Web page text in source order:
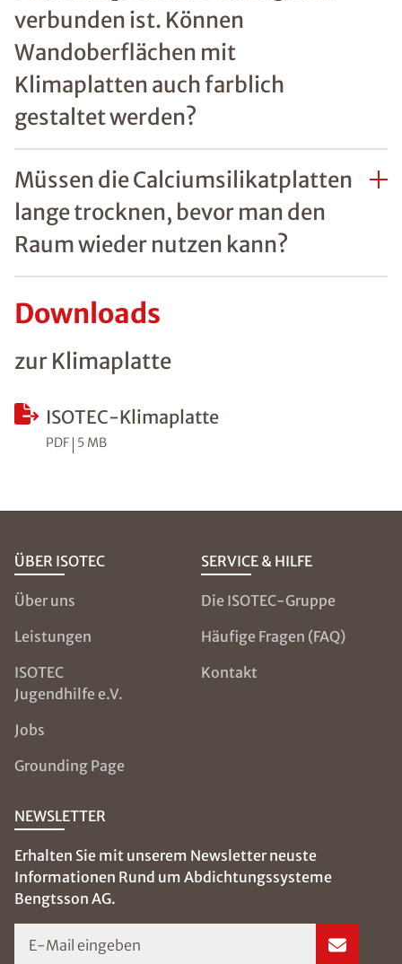
verbunden ist. Können
Wandoberflächen mit
Klimaplatten auch farblich
gestaltet werden?
Müssen die Calciumsilikatplatten
lange trocknen, bevor man den
Raum wieder nutzen kann?
Downloads
zur Klimaplatte
ISOTEC-Klimaplatte
PDF 5 MB
ÜBER ISOTEC
Über uns
Leistungen
ISOTEC
Jugendhilfe e.V.
Jobs
Grounding Page
SERVICE & HILFE
Die ISOTEC-Gruppe
Häufige Fragen (FAQ)
Kontakt
NEWSLETTER
Erhalten Sie mit unserem Newsletter neuste
Informationen Rund um Abdichtungssysteme
Bengtsson AG.
E-Mail eingeben